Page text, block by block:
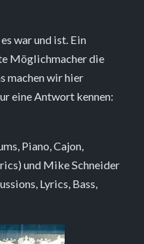
war und ist. Ein
Möglichmacher die
machen wir hier
eine Antwort kennen:
Piano, Cajon,
und Mike Schneider
Lyrics, Bass,